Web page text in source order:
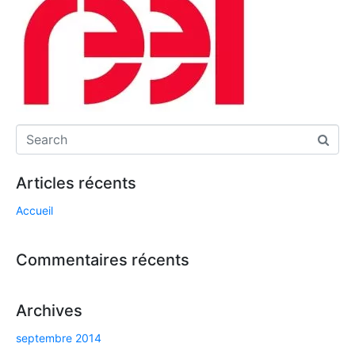
Articles récents
Accueil
Commentaires récents
Archives
septembre 2014